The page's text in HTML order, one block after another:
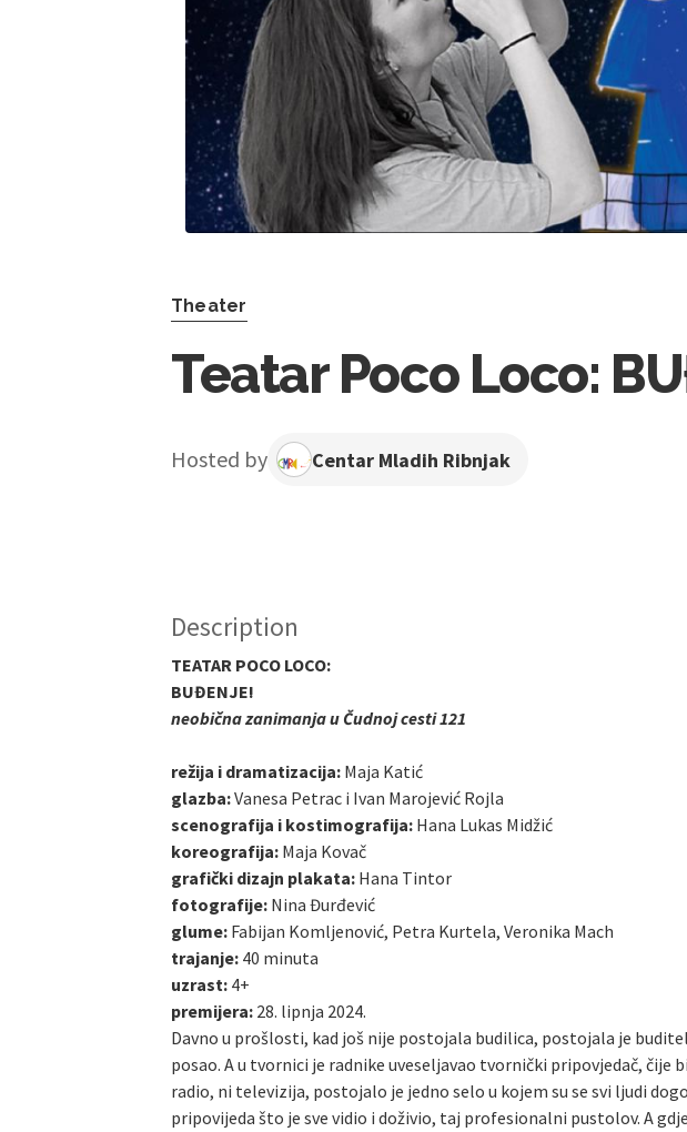
Theater
Teatar Poco Loco:
Hosted by Centar Mladih Ribnjak
Description
TEATAR POCO LOCO:
BUĐENJE!
neobična zanimanja u Čudnoj cesti 121
režija i dramatizacija: Maja Katić
glazba:Vanesa Petrac i Ivan Marojević Rojla
scenografija i kostimografija: Hana Lukas Midžić
koreografija: Maja Kovač
grafički dizajn plakata: Hana Tintor
fotografije: Nina Đurđević
glume: Fabijan Komljenović, Petra Kurtela, Veronika Mach
trajanje: 40 minuta
uzrast: 4+
premijera: 28. lipnja 2024.
Davno u prošlosti, kad još nije postojala budilica, postojala je
posao. A u tvornici je radnike uveseljavao tvornički pripovjedač, čije
radio, ni televizija, postojalo je jedno selo u kojem su se svi ljudi
pripovijeda što je sve vidio i doživio, taj profesionalni pustolov. A